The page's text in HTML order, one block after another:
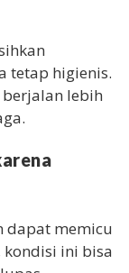
tetap higienis.
lebih
dapat memicu
ini bisa